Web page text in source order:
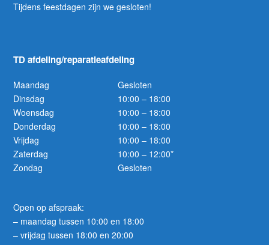
Tijdens feestdagen zijn we gesloten!
TD afdeling/reparatieafdeling
Maandag
Gesloten
Dinsdag
10:00 – 18:00
Woensdag
10:00 – 18:00
Donderdag
10:00 – 18:00
Vrijdag
10:00 – 18:00
Zaterdag
10:00 – 12:00*
Zondag
Gesloten
Open op afspraak:
– maandag tussen 10:00 en 18:00
– vrijdag tussen 18:00 en 20:00